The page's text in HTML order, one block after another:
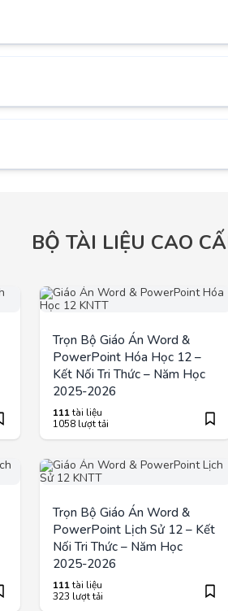
BỘ TÀI LIỆU CAO
Trọn Bộ Giáo Án Word &
PowerPoint Hóa Học 12 –
Kết Nối Tri Thức – Năm Học
2025-2026
111tài liệu
1058 lượt tải
Trọn Bộ Giáo Án Word &
PowerPoint Lịch Sử 12 – Kết
Nối Tri Thức – Năm Học
2025-2026
111tài liệu
323 lượt tải